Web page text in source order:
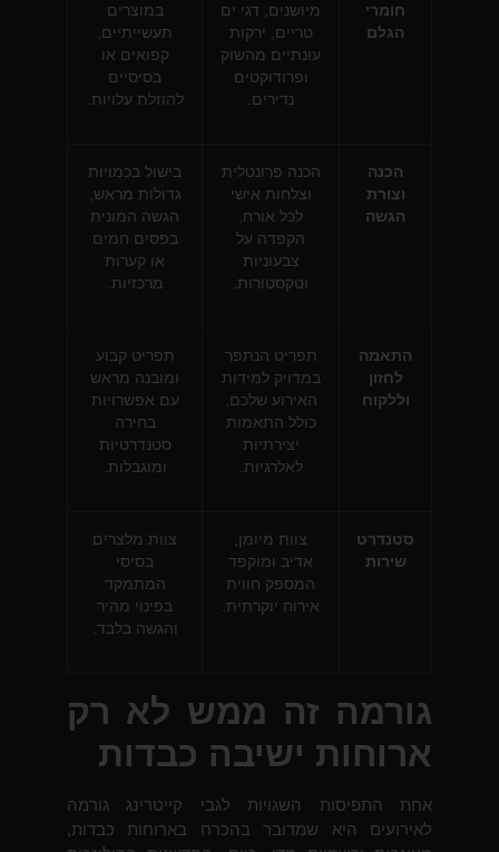
חומרי
הגלם
מיושנים, דגי ים
טריים, ירקות
עונתיים מהשוק
ופרודוקטים
נדירים.
במוצרים
תעשייתיים,
קפואים או
בסיסיים
להוזלת עלויות.
הכנה
וצורת
הגשה
הכנה פרונטלית
וצלחות אישי
לכל אורח,
הקפדה על
צבעוניות
וטקסטורות.
בישול בכמויות
גדולות מראש,
הגשה המונית
בפסים חמים
או קערות
מרכזיות.
התאמה
לחזון
וללקוח
תפריט הנתפר
במדויק למידות
האירוע שלכם,
כולל התאמות
יצירתיות
לאלרגיות.
תפריט קבוע
ומובנה מראש
עם אפשרויות
בחירה
סטנדרטיות
ומוגבלות.
סטנדרט
שירות
צוות מיומן,
אדיב ומוקפד
המספק חווית
אירוח יוקרתית.
צוות מלצרים
בסיסי
המתמקד
בפינוי מהיר
והגשה בלבד.
גורמה זה ממש לא רק
ארוחות ישיבה כבדות
אחת התפיסות השגויות לגבי קייטרינג גורמה
לאירועים היא שמדובר בהכרח בארוחות כבדות,